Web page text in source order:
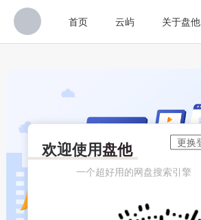
首页 云屿 关于盘他
欢迎使用盘他
一个超好用的网盘搜索引擎